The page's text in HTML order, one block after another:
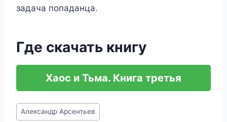
задача попаданца.
Где скачать книгу
Хаос и Тьма. Книга третья
Метки
записи:
Александр Арсентьев